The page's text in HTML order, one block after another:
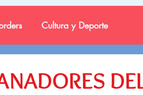
Cultura y Deporte